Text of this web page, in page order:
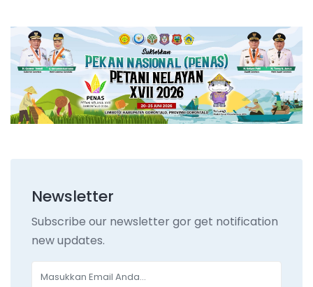
Newsletter
Subscribe our newsletter gor get notification
new updates.